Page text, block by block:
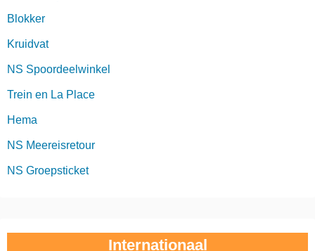
Blokker
Kruidvat
NS Spoordeelwinkel
Trein en La Place
Hema
NS Meereisretour
NS Groepsticket
Internationaal